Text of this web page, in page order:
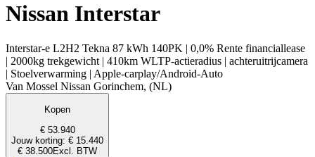
Nissan Interstar
Interstar-e L2H2 Tekna 87 kWh 140PK | 0,0% Rente financiallease
| 2000kg trekgewicht | 410km WLTP-actieradius | achteruitrijcamera
| Stoelverwarming | Apple-carplay/Android-Auto
Van Mossel Nissan Gorinchem, (NL)
Kopen
€ 53.940
Jouw korting: € 15.440
€ 38.500Excl. BTW